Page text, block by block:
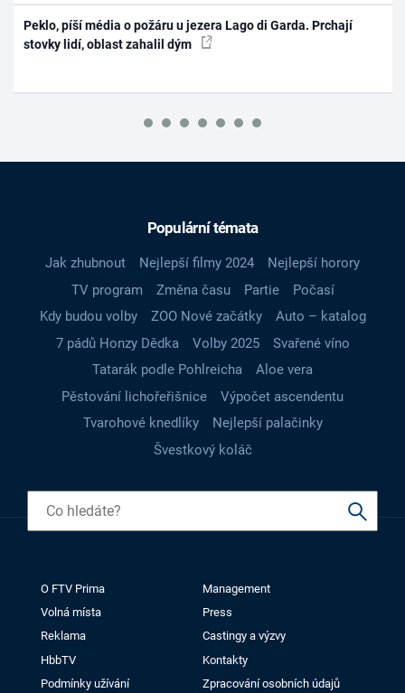
Peklo, píší média o požáru u jezera Lago di Garda. Prchají
stovky lidí, oblast zahalil dým
Populární témata
Jak zhubnout Nejlepší filmy 2024
Nejlepší horory
TV program
Změna času Partie
Počasí
Kdy budou volby
ZOO Nové začátky
Auto – katalog
7 pádů Honzy Dědka
Volby 2025
Svařené víno
Tatarák podle Pohlreicha
Aloe vera
Pěstování lichořeřišnice
Výpočet ascendentu
Tvarohové knedlíky
Nejlepší palačinky
Švestkový koláč
O FTV Prima
Management
Volná místa
Press
Reklama
Castingy a výzvy
HbbTV
Kontakty
Podmínky užívání
Zpracování osobních údajů